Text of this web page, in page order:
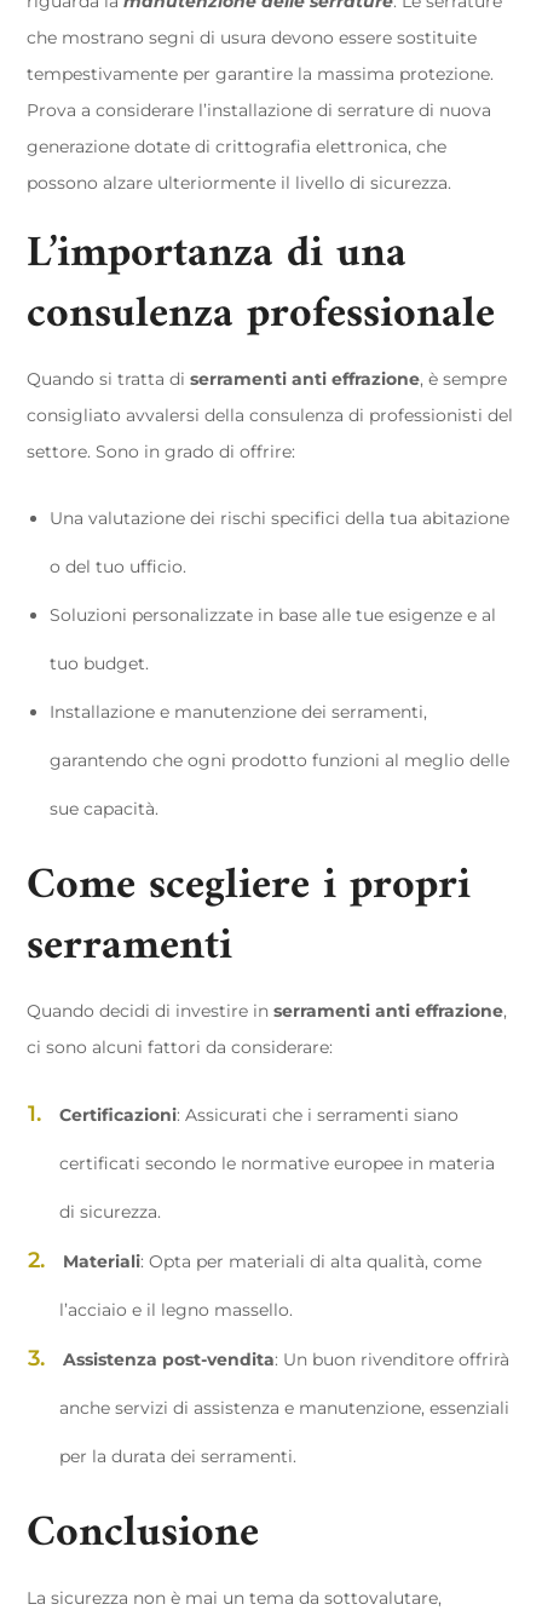
che mostrano segni di usura devono essere sostituite
tempestivamente per garantire la massima protezione.
Prova a considerare l’installazione di serrature di nuova
generazione dotate di crittografia elettronica, che
possono alzare ulteriormente il livello di sicurezza.
L’importanza di una
consulenza professionale
Quando si tratta diserramenti anti effrazione, è sempre
consigliato avvalersi della consulenza di professionisti del
settore. Sono in grado di offrire:
Una valutazione dei rischi specifici della tua abitazione
o del tuo ufficio.
Soluzioni personalizzate in base alle tue esigenze e al
tuo budget.
Installazione e manutenzione dei serramenti,
garantendo che ogni prodotto funzioni al meglio delle
sue capacità.
Come scegliere i propri
serramenti
Quando decidi di investire inserramenti anti effrazione,
ci sono alcuni fattori da considerare:
Certificazioni: Assicurati che i serramenti siano
certificati secondo le normative europee in materia
di sicurezza.
Materiali: Opta per materiali di alta qualità, come
l’acciaio e il legno massello.
Assistenza post-vendita: Un buon rivenditore offrirà
anche servizi di assistenza e manutenzione, essenziali
per la durata dei serramenti.
Conclusione
La sicurezza non è mai un tema da sottovalutare,